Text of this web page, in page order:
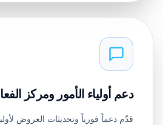
دعم أولياء الأمور ومركز
قدّم دعماً فورياً وتحديثات العروض